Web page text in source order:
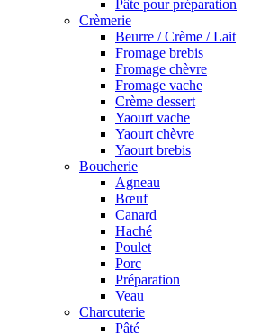
Pâte pour préparation
Crèmerie
Beurre / Crème / Lait
Fromage brebis
Fromage chèvre
Fromage vache
Crème dessert
Yaourt vache
Yaourt chèvre
Yaourt brebis
Boucherie
Agneau
Bœuf
Canard
Haché
Poulet
Porc
Préparation
Veau
Charcuterie
Pâté